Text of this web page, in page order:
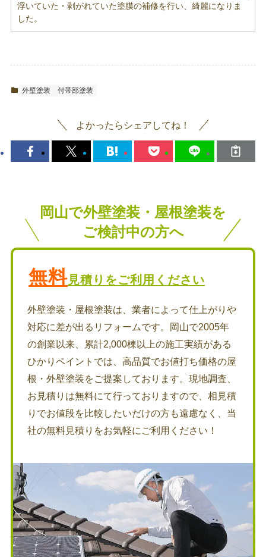
浮いていた・剥がれていた塗膜の補修を行い、綺麗になりま
した。
外壁塗装 付帯部塗装
よかったらシェアしてね！
岡山で外壁塗装・屋根塗装を
ご検討中の方へ
無料見積りをご利用ください
外壁塗装・屋根塗装は、業者によって仕上がりや
対応に差が出るリフォームです。岡山で2005年
の創業以来、累計2,000棟以上の施工実績がある
ひかりペイントでは、高品質でお値打ち価格の屋
根・外壁塗装をご提案しております。現地調査、
お見積りは無料にて行っておりますので、相見積
りでお値段を比較したいだけの方も遠慮なく、当
社の無料見積りをお気軽にご利用ください！